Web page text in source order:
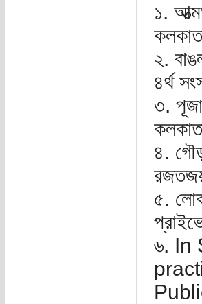
১.
২.
৪র্থ
৩.
৪.
৫.
৬. In